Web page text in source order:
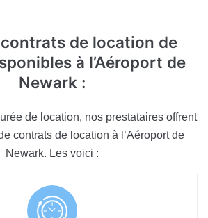
de location de
à l’Aéroport de
Newark :
de location, nos prestataires offrent
contrats de location à l’Aéroport de
Newark. Les voici :